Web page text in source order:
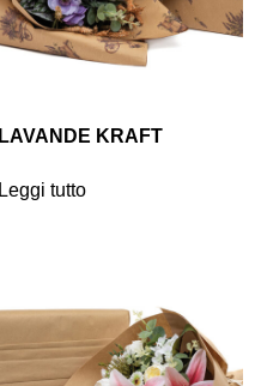
LAVANDE KRAFT
Leggi tutto